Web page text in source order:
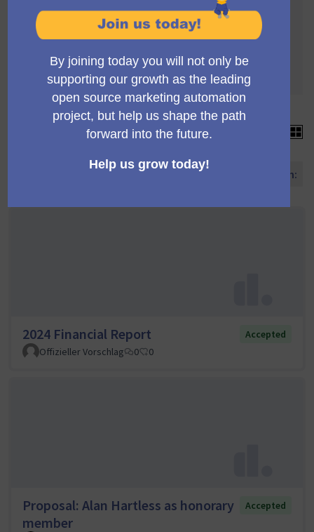
Die Abstimmung unterliegt folgenden Regeln:
Um validiert zu werden, müssen die Vorschläge
4 Unterstützungen erreichen
Jeder Vorschlag kann mehr als 4 Stimmen
sammeln
15 Vorschläge
Vorschläge sortieren nach:
2024 Financial Report
Accepted
Offizieller Vorschlag
0 0
Proposal: Alan Hartless as honorary
member
Accepted